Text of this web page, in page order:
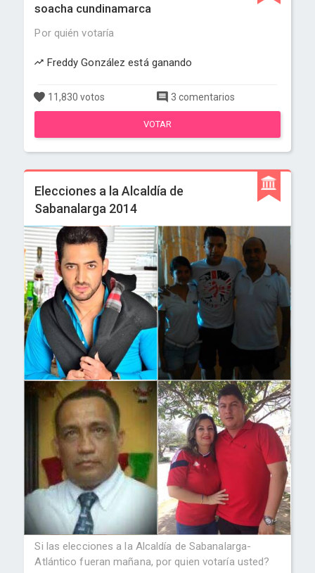
soacha cundinamarca
Por quién votaría
Freddy González está ganando
11,830 votos 3 comentarios
VOTAR
Elecciones a la Alcaldía de
Sabanalarga 2014
Si las elecciones a la Alcaldía de Sabanalarga-
Atlántico fueran mañana, por quien votaría usted?